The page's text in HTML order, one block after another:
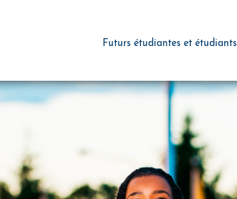
Futurs étudiantes et étudiants